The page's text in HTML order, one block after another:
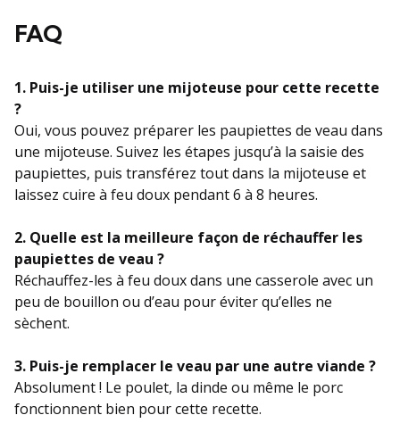
FAQ
1. Puis-je utiliser une mijoteuse pour cette recette
?
Oui, vous pouvez préparer les paupiettes de veau dans
une mijoteuse. Suivez les étapes jusqu’à la saisie des
paupiettes, puis transférez tout dans la mijoteuse et
laissez cuire à feu doux pendant 6 à 8 heures.
2. Quelle est la meilleure façon de réchauffer les
paupiettes de veau ?
Réchauffez-les à feu doux dans une casserole avec un
peu de bouillon ou d’eau pour éviter qu’elles ne
sèchent.
3. Puis-je remplacer le veau par une autre viande ?
Absolument ! Le poulet, la dinde ou même le porc
fonctionnent bien pour cette recette.